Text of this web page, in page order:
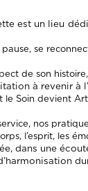
est un lieu
se
de son
à revenir à
le Soin devient
nos
l’esprit, les
dans une